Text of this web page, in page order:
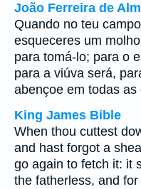
João Ferreira de
Quando no teu
esqueceres um
para tomá-lo; para o
para a viúva será,
abençoe em todas
King James Bible
When thou cuttest
and hast forgot a
go again to fetch it: it
the fatherless, and